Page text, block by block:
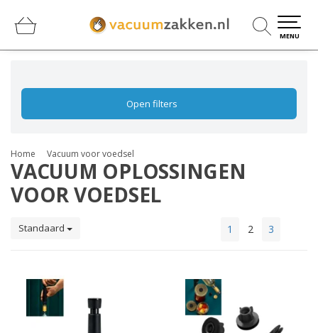
MENU
Open filters
Home Vacuum voor voedsel
VACUUM OPLOSSINGEN
VOOR VOEDSEL
Standaard 1 2 3